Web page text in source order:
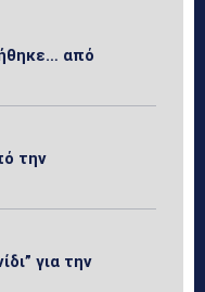
από
την
για την